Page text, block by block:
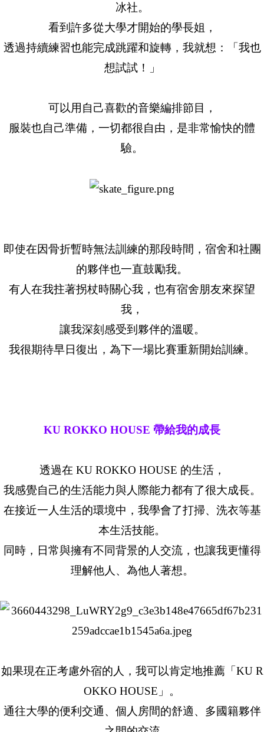
冰社。
看到許多從大學才開始的學長姐，
透過持續練習也能完成跳躍和旋轉，我就想：「我也
想試試！」
可以用自己喜歡的音樂編排節目，
服裝也自己準備，一切都很自由，是非常愉快的體
驗。
即使在因骨折暫時無法訓練的那段時間，宿舍和社團
的夥伴也一直鼓勵我。
有人在我拄著拐杖時關心我，也有宿舍朋友來探望
我，
讓我深刻感受到夥伴的溫暖。
我很期待早日復出，為下一場比賽重新開始訓練。
KU ROKKO HOUSE 帶給我的成長
透過在 KU ROKKO HOUSE 的生活，
我感覺自己的生活能力與人際能力都有了很大成長。
在接近一人生活的環境中，我學會了打掃、洗衣等基
本生活技能。
同時，日常與擁有不同背景的人交流，也讓我更懂得
理解他人、為他人著想。
如果現在正考慮外宿的人，我可以肯定地推薦「KU R
OKKO HOUSE」。
通往大學的便利交通、個人房間的舒適、多國籍夥伴